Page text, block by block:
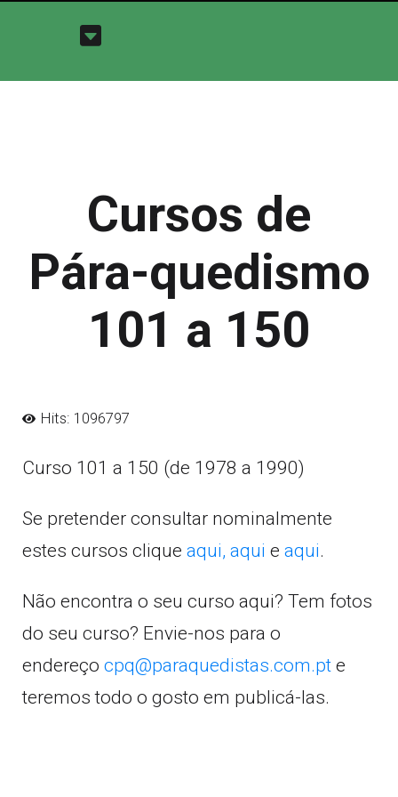
Cursos de
Pára-quedismo
101 a 150
Hits: 1096797
Curso 101 a 150 (de 1978 a 1990)
Se pretender consultar nominalmente
estes cursos clique aqui, aqui e aqui.
Não encontra o seu curso aqui? Tem fotos
do seu curso? Envie-nos para o
endereço cpq@paraquedistas.com.pt e
teremos todo o gosto em publicá-las.